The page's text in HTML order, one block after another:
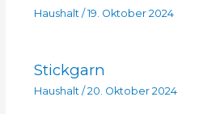
Haushalt /19. Oktober 2024
Stickgarn
Haushalt /20. Oktober 2024